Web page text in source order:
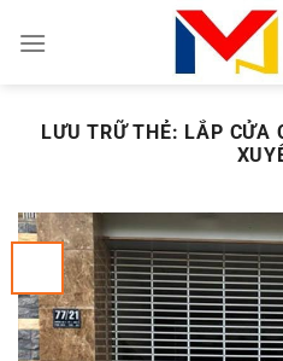
đến
LƯU TRỮ THẺ: LẮP CỬA